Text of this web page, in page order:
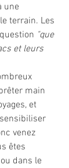
une
terrain. Les
"que
et leurs
main
et
venez
êtes
dans le